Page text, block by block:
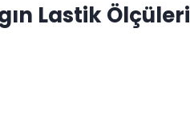
Lastik Ölçüleri